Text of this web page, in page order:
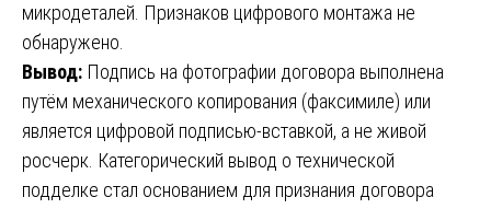
микродеталей. Признаков цифрового монтажа не
обнаружено.
Вывод: Подпись на фотографии договора выполнена
путём механического копирования (факсимиле) или
является цифровой подписью-вставкой, а не живой
росчерк. Категорический вывод о технической
подделке стал основанием для признания договора